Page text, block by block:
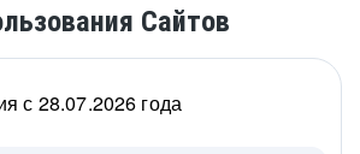
Сайтов
с 28.07.2026 года